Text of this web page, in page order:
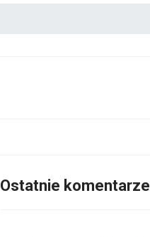
Ostatnie komentarze